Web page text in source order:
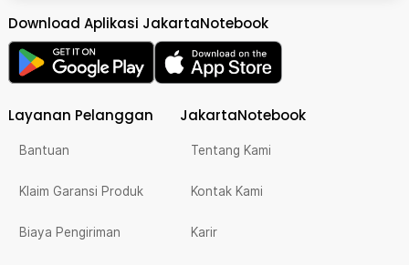
Download Aplikasi JakartaNotebook
Layanan Pelanggan
Bantuan
Klaim Garansi Produk
Biaya Pengiriman
JakartaNotebook
Tentang Kami
Kontak Kami
Karir